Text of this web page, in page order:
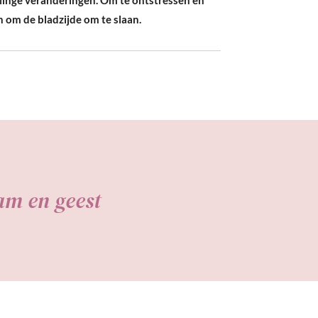
de bladzijde om te slaan.
en geest